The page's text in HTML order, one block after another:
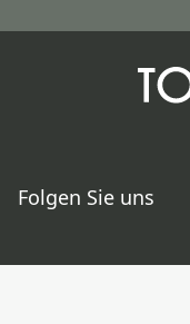
Folgen Sie uns